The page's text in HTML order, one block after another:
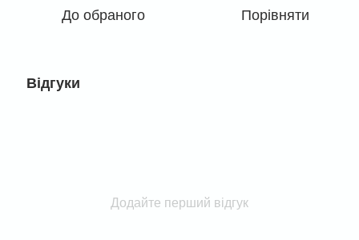
До обраного Порівняти
Відгуки
Додайте перший відгук